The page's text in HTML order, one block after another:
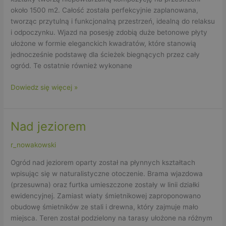
około 1500 m2. Całość została perfekcyjnie zaplanowana,
tworząc przytulną i funkcjonalną przestrzeń, idealną do relaksu
i odpoczynku. Wjazd na posesję zdobią duże betonowe płyty
ułożone w formie eleganckich kwadratów, które stanowią
jednocześnie podstawę dla ścieżek biegnących przez cały
ogród. Te ostatnie również wykonane
Dowiedz się więcej »
Nad jeziorem
r_nowakowski
Ogród nad jeziorem oparty został na płynnych kształtach
wpisując się w naturalistyczne otoczenie. Brama wjazdowa
(przesuwna) oraz furtka umieszczone zostały w linii działki
ewidencyjnej. Zamiast wiaty śmietnikowej zaproponowano
obudowę śmietników ze stali i drewna, który zajmuje mało
miejsca. Teren został podzielony na tarasy ułożone na różnym
Nad
jeziorem